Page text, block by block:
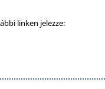
linken jelezze: